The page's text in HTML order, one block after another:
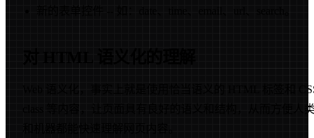
新的表单控件 -- 如：date、time、email、url、search。
对 HTML 语义化的理解
Web 语义化，事实上就是使用恰当语义的 HTML 标签和
class 等内容，让页面具有良好的语义和结构，从而方便人
和机器都能快速理解网页内容。